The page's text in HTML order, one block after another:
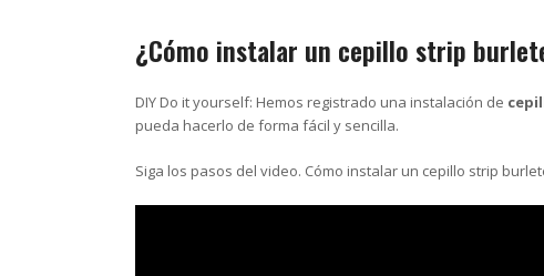
¿Cómo instalar un cepillo strip
DIY Do it yourself: Hemos registrado una instalación de
pueda hacerlo de forma fácil y sencilla.
Siga los pasos del video. Cómo instalar un cepillo strip